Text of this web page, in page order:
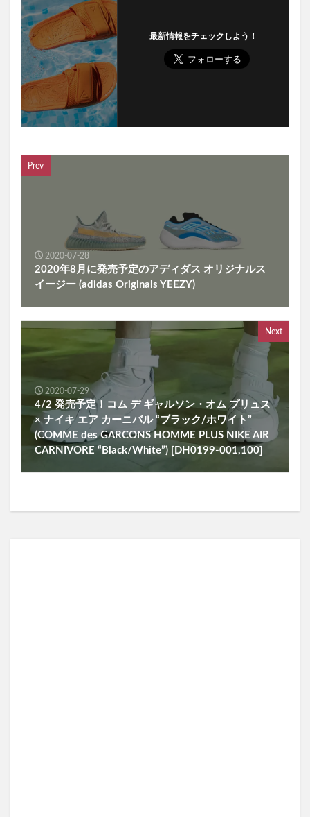
最新情報をチェックしよう！
Prev
2020-07-28
2020年8月に発売予定のアディダス オリジナルス
イージー (adidas Originals YEEZY)
Next
2020-07-29
4/2 発売予定！コム デ ギャルソン・オム プリュス
× ナイキ エア カーニバル “ブラック/ホワイト”
(COMME des GARCONS HOMME PLUS NIKE AIR
CARNIVORE “Black/White”) [DH0199-001,100]